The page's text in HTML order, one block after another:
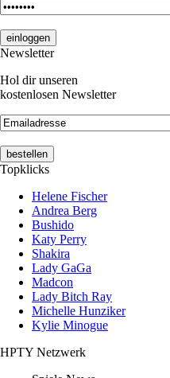
Newsletter
Hol dir unseren
kostenlosen Newsletter
Topklicks
Helene Fischer
Andrea Berg
Bushido
Katy Perry
Shakira
Lady GaGa
Madcon
Lady Bitch Ray
Michelle Hunziker
Kylie Minogue
HPTY Netzwerk